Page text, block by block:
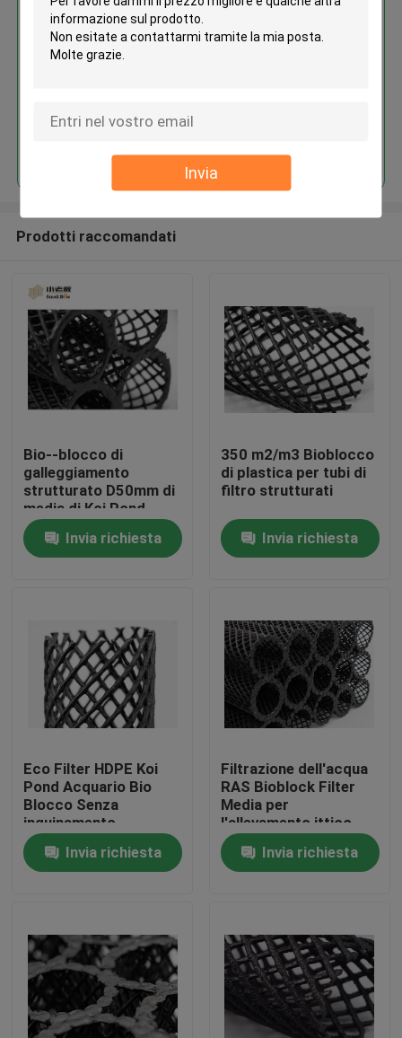
Invia
Casa
Circa noi
Giro della fabbrica
Contattici
blog
Medi filtranti MBBR
Bio- media di MBBR
Filtrazione dell'acqua RAS
Bioblock Filter Media per
Prodotti raccomandati
Bio--blocco di
galleggiamento
strutturato D50mm di
media di Koi Pond
MBBR del giardino
strutturato acquario
di Eco di corpo
Invia richiesta
350 m2/m3 Bioblocco
di plastica per tubi di
filtro strutturati
Invia richiesta
Eco Filter HDPE Koi
Pond Acquario Bio
Blocco Senza
inquinamento
Invia richiesta
Filtrazione dell'acqua
RAS Bioblock Filter
Media per
l'allevamento ittico
Invia richiesta